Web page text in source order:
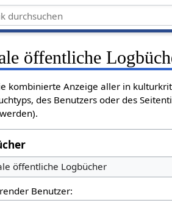
öffentliche
kombinierte Anzeige aller in
des Benutzers oder des
öffentliche Logbücher
Benutzer: